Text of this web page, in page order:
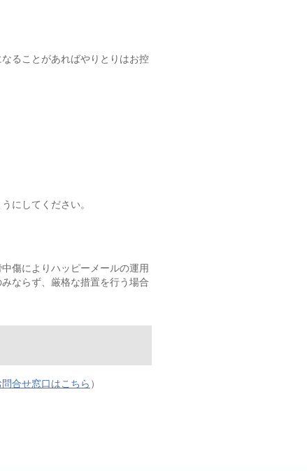
ることがあればやりとりはお控
にしてください。
傷によりハッピーメールの運用
ならず、厳格な措置を行う場合
問合せ窓口はこちら ）